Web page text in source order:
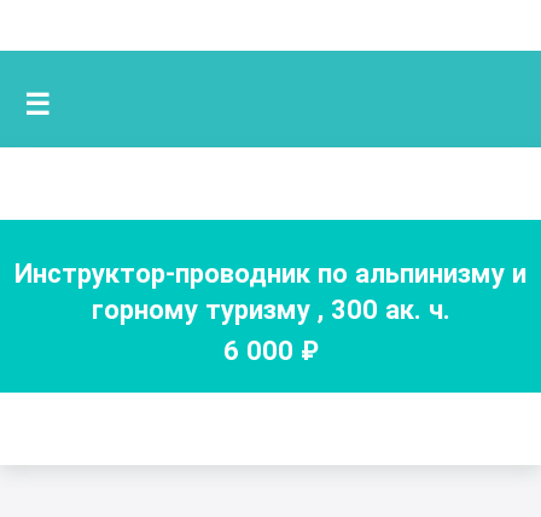
☰
Инструктор-проводник по альпинизму и
горному туризму , 300 ак. ч.
6 000 ₽